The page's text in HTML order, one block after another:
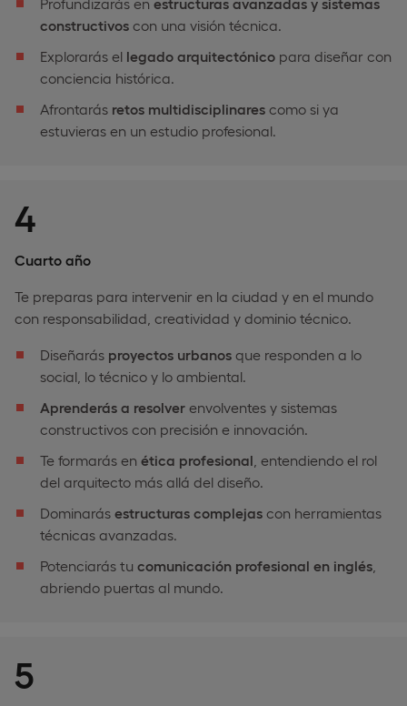
constructivos con una visión técnica.
Explorarás el legado arquitectónico para diseñar con
conciencia histórica.
Afrontarás retos multidisciplinares como si ya
estuvieras en un estudio profesional.
4
Cuarto año
Te preparas para intervenir en la ciudad y en el mundo
con responsabilidad, creatividad y dominio técnico.
Diseñarás proyectos urbanos que responden a lo
social, lo técnico y lo ambiental.
Aprenderás a resolver envolventes y sistemas
constructivos con precisión e innovación.
Te formarás en ética profesional , entendiendo el rol
del arquitecto más allá del diseño.
Dominarás estructuras complejas con herramientas
técnicas avanzadas.
Potenciarás tu comunicación profesional en inglés
abriendo puertas al mundo.
5